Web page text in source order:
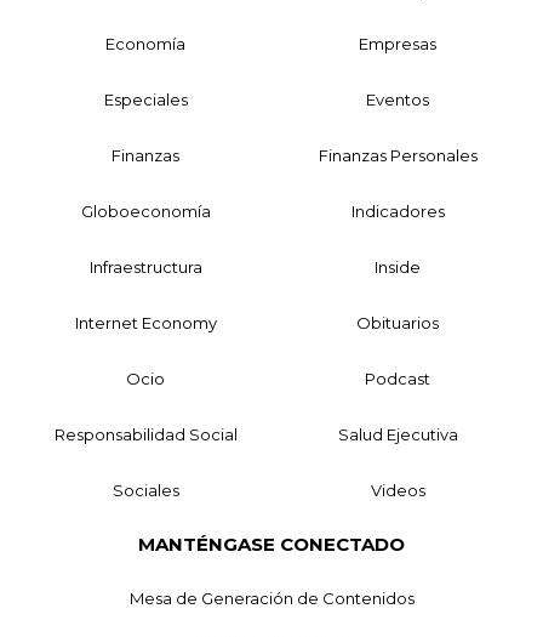
Economía Empresas
Especiales Eventos
Finanzas Finanzas Personales
Globoeconomía Indicadores
Infraestructura Inside
Internet Economy Obituarios
Ocio Podcast
Responsabilidad Social Salud Ejecutiva
Sociales Videos
MANTÉNGASE CONECTADO
Mesa de Generación de Contenidos